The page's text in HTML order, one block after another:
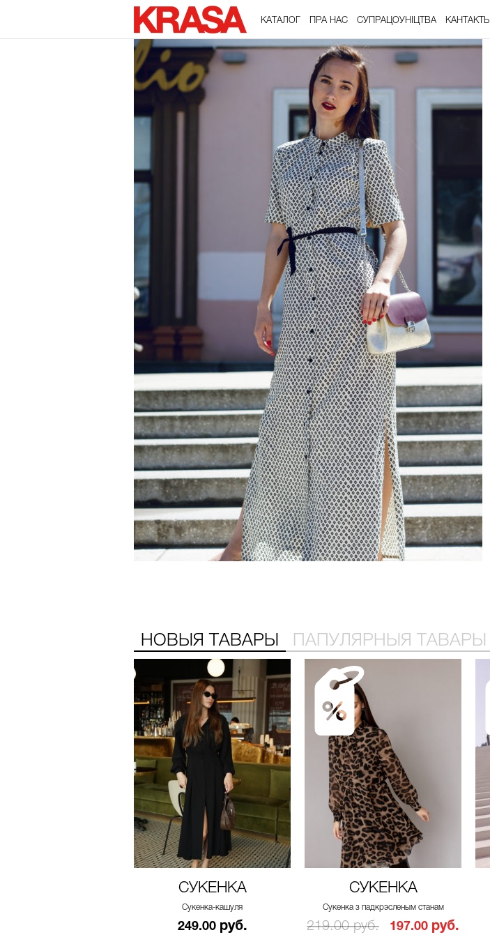
КАТАЛОГ ПРА НАС СУПРАЦОЎНІЦТВА КАНТАКТЫ
НОВЫЯ ТАВАРЫ ПАПУЛЯРНЫЯ ТАВАРЫ
СУКЕНКА
Сукенка-кашуля
249.00 руб.
СУКЕНКА
Сукенка з падкрэсленым станам
219.00 руб. 197.00 руб.